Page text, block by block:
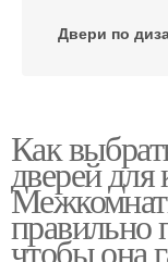
Двери по
Раздвижные
Как
дверей
правильно
чтобы она